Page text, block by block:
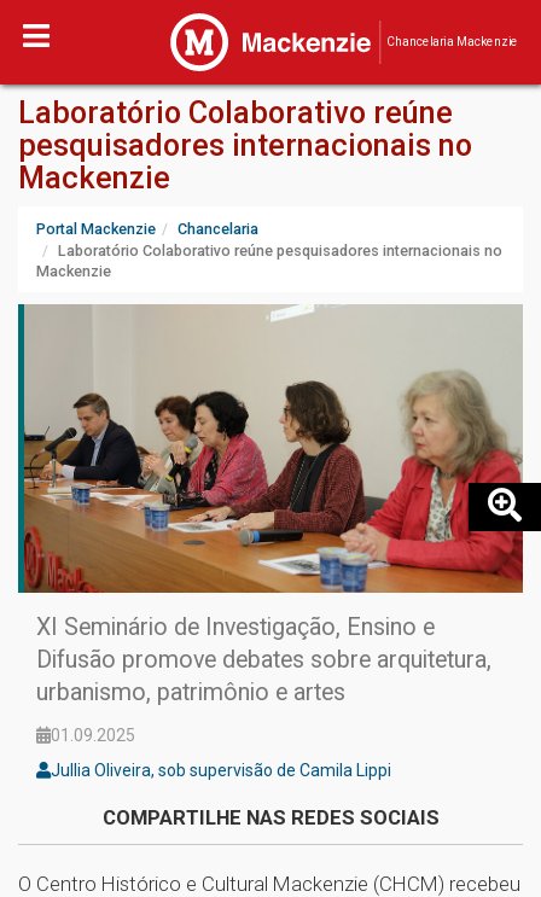
Chancelaria Mackenzie
Laboratório Colaborativo reúne
pesquisadores internacionais no
Mackenzie
Portal Mackenzie
Chancelaria
Laboratório Colaborativo reúne pesquisadores internacionais no
Mackenzie
XI Seminário de Investigação, Ensino e
Difusão promove debates sobre arquitetura,
urbanismo, patrimônio e artes
01.09.2025
Jullia Oliveira, sob supervisão de Camila Lippi
COMPARTILHE NAS REDES SOCIAIS
O Centro Histórico e Cultural Mackenzie (CHCM) recebeu